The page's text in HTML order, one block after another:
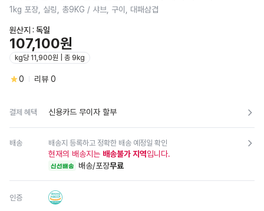
1kg 포장, 실링, 총9KG / 샤브, 구이, 대패삼겹
원산지 : 독일
107,100원
kg당 11,900원 | 총 9kg
0 리뷰 0
결제 혜택 신용카드 무이자 할부
배송 배송지 등록하고 정확한 배송 예정일 확인
현재의 배송지는 배송불가 지역입니다.
신선배송 배송/포장무료
인증